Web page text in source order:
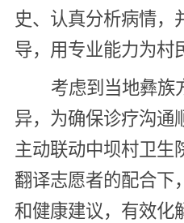
史、认真分析病情，
导，用专业能力为村
考虑到当地彝族
异，为确保诊疗沟通
主动联动中坝村卫生
翻译志愿者的配合下
和健康建议，有效化